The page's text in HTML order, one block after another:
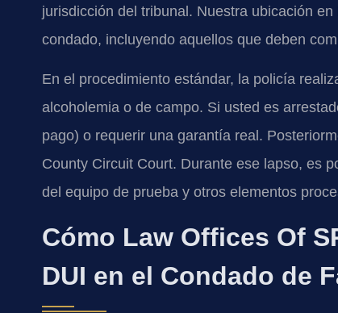
jurisdicción del tribunal. Nuestra ubicación
condado, incluyendo aquellos que deben
En el procedimiento estándar, la policía
alcoholemia o de campo. Si usted es
pago) o requerir una garantía real.
County Circuit Court. Durante ese lapso, es
del equipo de prueba y otros elementos
Cómo Law Offices Of
DUI en el Condado de